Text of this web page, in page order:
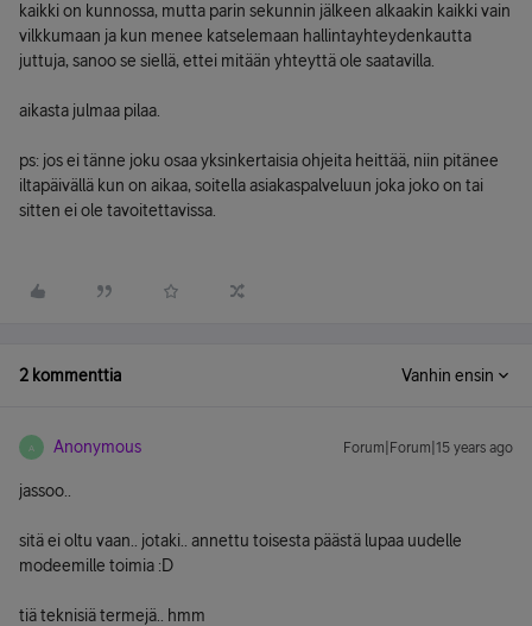
kaikki on kunnossa, mutta parin sekunnin jälkeen alkaakin kaikki vain
vilkkumaan ja kun menee katselemaan hallintayhteydenkautta
juttuja, sanoo se siellä, ettei mitään yhteyttä ole saatavilla.
aikasta julmaa pilaa.
ps: jos ei tänne joku osaa yksinkertaisia ohjeita heittää, niin pitänee
iltapäivällä kun on aikaa, soitella asiakaspalveluun joka joko on tai
sitten ei ole tavoitettavissa.
2 kommenttia Vanhin ensin
A Anonymous Forum|Forum|15 years ago
jassoo..
sitä ei oltu vaan.. jotaki.. annettu toisesta päästä lupaa uudelle
modeemille toimia :D
tiä teknisiä termejä.. hmm